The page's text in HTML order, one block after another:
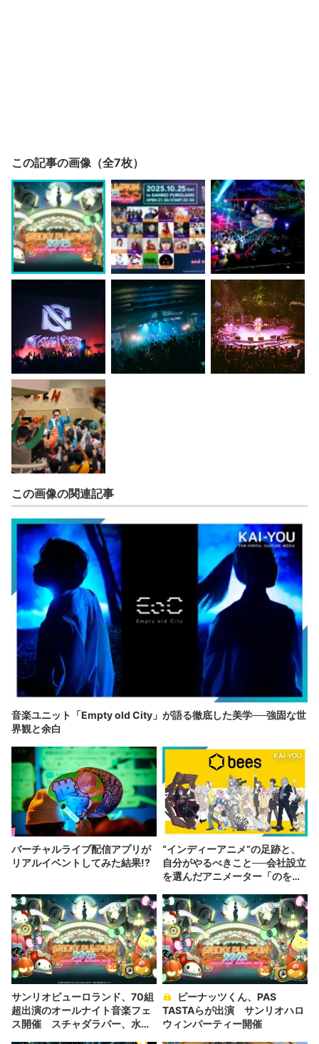
この記事の画像（全7枚）
この画像の関連記事
音楽ユニット「Empty old City」が語る徹底した美学──強固な世
界観と余白
バーチャルライブ配信アプリが
リアルイベントしてみた結果!?
“インディーアニメ“の足跡と、
自分がやるべきこと──会社設立
を選んだアニメーター「のを
サンリオピューロランド、70組
超出演のオールナイト音楽フェ
ス開催 スチャダラパー、水カ
TASTAらが出演 サンリオハロ
ウィンパーティー開催